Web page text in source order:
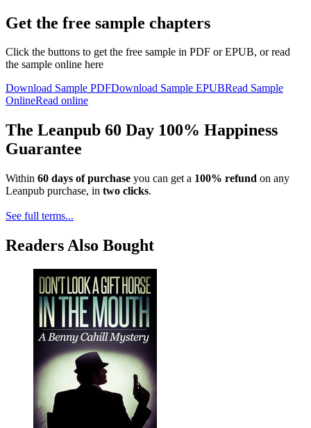
Get the free sample chapters
Click the buttons to get the free sample in PDF or EPUB, or read
the sample online here
Download Sample PDFDownload Sample EPUBRead Sample
OnlineRead online
The Leanpub 60 Day 100% Happiness
Guarantee
Within 60 days of purchase you can get a 100% refund on any
Leanpub purchase, in two clicks.
See full terms...
Readers Also Bought